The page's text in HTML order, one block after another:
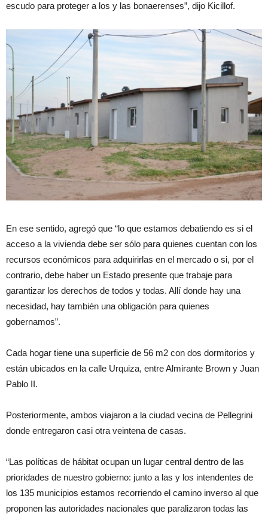
escudo para proteger a los y las bonaerenses”, dijo Kicillof.
En ese sentido, agregó que “lo que estamos debatiendo es si el
acceso a la vivienda debe ser sólo para quienes cuentan con los
recursos económicos para adquirirlas en el mercado o si, por el
contrario, debe haber un Estado presente que trabaje para
garantizar los derechos de todos y todas. Allí donde hay una
necesidad, hay también una obligación para quienes
gobernamos”.
Cada hogar tiene una superficie de 56 m2 con dos dormitorios y
están ubicados en la calle Urquiza, entre Almirante Brown y Juan
Pablo II.
Posteriormente, ambos viajaron a la ciudad vecina de Pellegrini
donde entregaron casi otra veintena de casas.
“Las políticas de hábitat ocupan un lugar central dentro de las
prioridades de nuestro gobierno: junto a las y los intendentes de
los 135 municipios estamos recorriendo el camino inverso al que
proponen las autoridades nacionales que paralizaron todas las